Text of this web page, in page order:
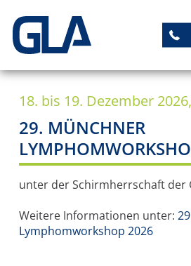
AKTUELLES
TERMINE
STUDIEN
AKADEMISCHE
STUDIEN MIT
LEITUNG
18. bis 19. Dezember
29. MÜNCHNER
unter der Schirmherrschaft der
Weitere Informationen unter:
Lymphomworkshop 2026